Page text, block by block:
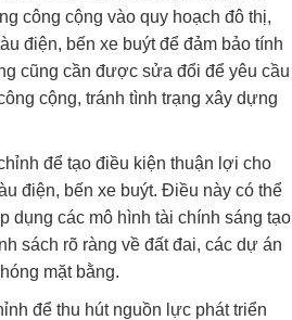
công cộng vào quy hoạch đô thị,
điện, bến xe buýt để đảm bảo tính
cũng cần được sửa đổi để yêu cầu
cộng, tránh tình trạng xây dựng
để tạo điều kiện thuận lợi cho
điện, bến xe buýt. Điều này có thể
dụng các mô hình tài chính sáng tạo
sách rõ ràng về đất đai, các dự án
mặt bằng.
để thu hút nguồn lực phát triển